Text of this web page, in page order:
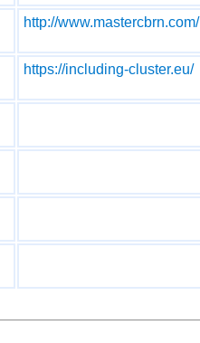
http://www.mastercbrn.com/
https://including-cluster.eu/